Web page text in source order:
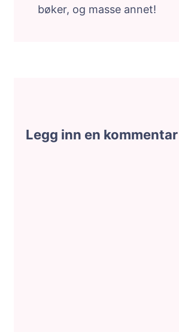
bøker, og masse annet!
Legg inn en kommentar